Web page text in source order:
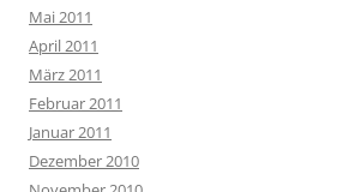
Mai 2011
April 2011
März 2011
Februar 2011
Januar 2011
Dezember 2010